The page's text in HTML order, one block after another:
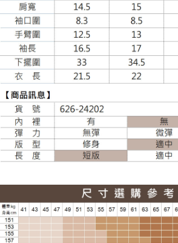
大嘴鳥宅配通
每筆NT$100，滿NT$988(含以上)免運費
貨到付款
每筆NT$120